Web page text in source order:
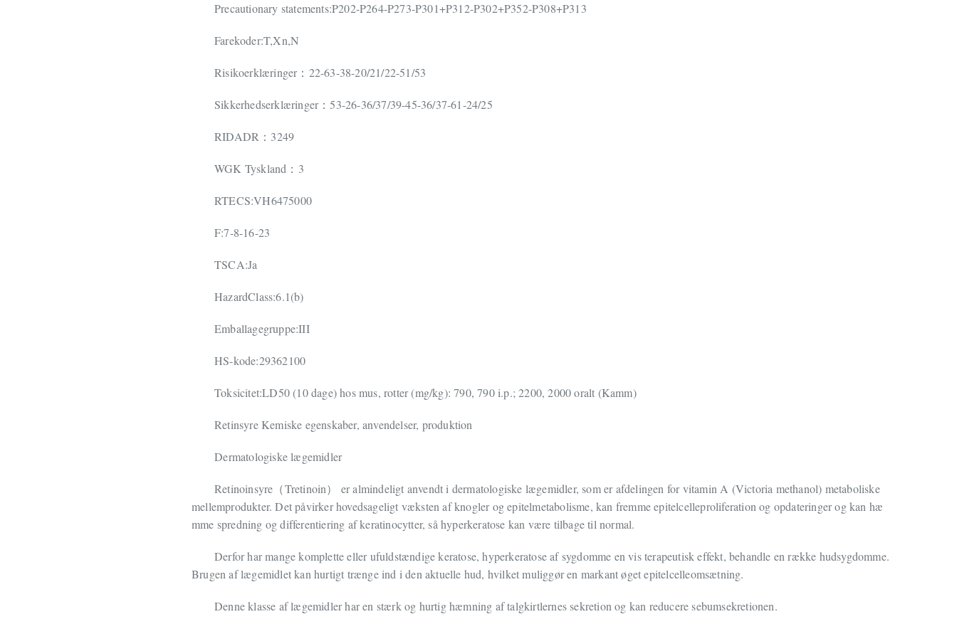
Precautionary statements:P202-P264-P273-P301+P312-P302+P352-P308+P313
Farekoder:T,Xn,N
Risikoerklæringer： 22-63-38-20/21/22-51/53
Sikkerhedserklæringer：53-26-36/37/39-45-36/37-61-24/25
RIDADR ： 3249
WGK Tyskland ： 3
RTECS:VH6475000
F:7-8-16-23
TSCA:Ja
HazardClass:6.1(b)
Emballagegruppe:III
HS-kode:29362100
Toksicitet:LD50 (10 dage) hos mus, rotter (mg/kg): 790, 790 i.p.; 2200, 2000 oralt (Kamm)
Retinsyre Kemiske egenskaber, anvendelser, produktion
Dermatologiske lægemidler
Retinoinsyre （Tretinoin） er almindeligt anvendt i dermatologiske lægemidler, som er afdelingen for vitamin A (Victoria methanol) metaboliske
mellemprodukter. Det påvirker hovedsageligt væksten af knogler og epitelmetabolisme, kan fremme epitelcelleproliferation og opdateringer og kan hæ
mme spredning og differentiering af keratinocytter, så hyperkeratose kan være tilbage til normal.
Derfor har mange komplette eller ufuldstændige keratose, hyperkeratose af sygdomme en vis terapeutisk effekt, behandle en række hudsygdomme.
Brugen af lægemidlet kan hurtigt trænge ind i den aktuelle hud, hvilket muliggør en markant øget epitelcelleomsætning.
Denne klasse af lægemidler har en stærk og hurtig hæmning af talgkirtlernes sekretion og kan reducere sebumsekretionen.